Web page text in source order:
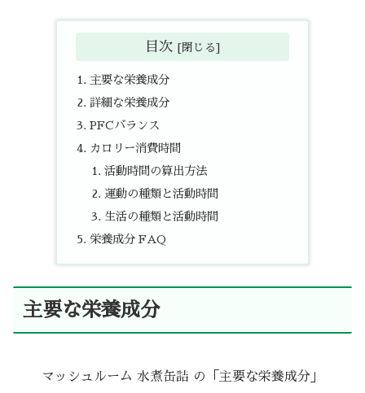
目次
主要な栄養成分
詳細な栄養成分
PFCバランス
カロリー消費時間
活動時間の算出方法
運動の種類と活動時間
生活の種類と活動時間
栄養成分 FAQ
主要な栄養成分
マッシュルーム 水煮缶詰 の「主要な栄養成分」